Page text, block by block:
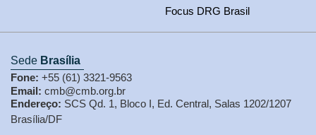
Focus DRG Brasil
Sede Brasília
Fone: +55 (61) 3321-9563
Email: cmb@cmb.org.br
Endereço: SCS Qd. 1, Bloco I, Ed. Central, Salas 1202/1207
Brasília/DF